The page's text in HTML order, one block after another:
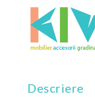
Descriere